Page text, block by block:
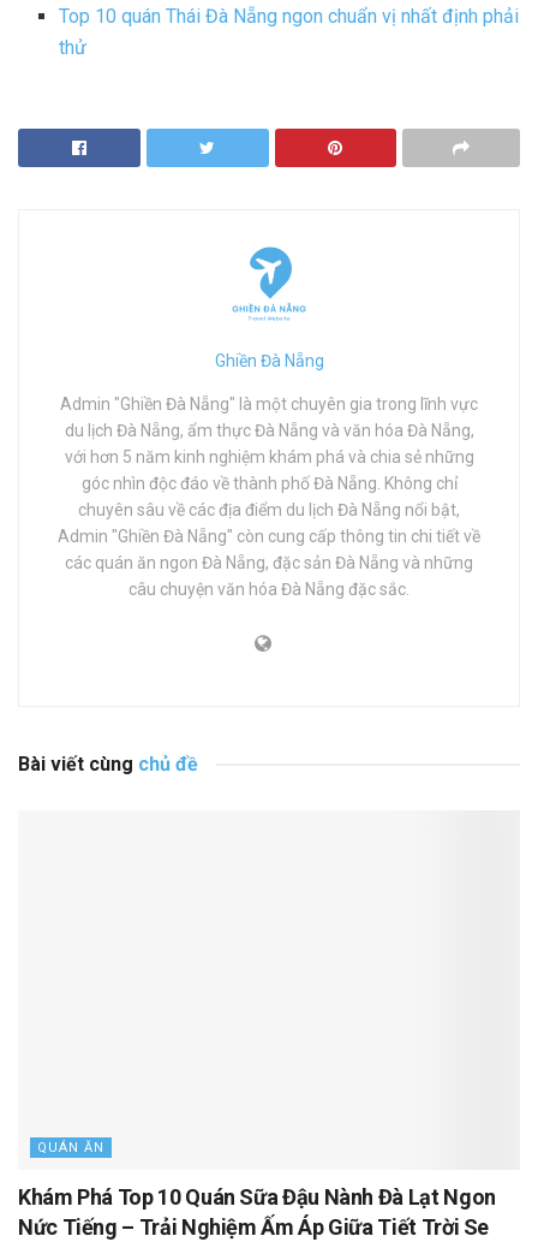
Top 10 quán Thái Đà Nẵng ngon chuẩn vị nhất định phải
thử
Ghiền Đà Nẵng
Admin "Ghiền Đà Nẵng" là một chuyên gia trong lĩnh vực
du lịch Đà Nẵng, ẩm thực Đà Nẵng và văn hóa Đà Nẵng,
với hơn 5 năm kinh nghiệm khám phá và chia sẻ những
góc nhìn độc đáo về thành phố Đà Nẵng. Không chỉ
chuyên sâu về các địa điểm du lịch Đà Nẵng nổi bật,
Admin "Ghiền Đà Nẵng" còn cung cấp thông tin chi tiết về
các quán ăn ngon Đà Nẵng, đặc sản Đà Nẵng và những
câu chuyện văn hóa Đà Nẵng đặc sắc.
Bài viết cùng chủ đề
QUÁN ĂN
Khám Phá Top 10 Quán Sữa Đậu Nành Đà Lạt Ngon
Nức Tiếng – Trải Nghiệm Ấm Áp Giữa Tiết Trời Se